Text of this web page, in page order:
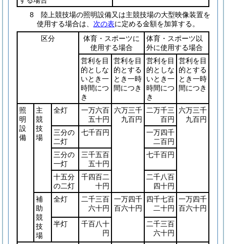
8 陸上競技場の照明設備又は主競技場の大型映像装置を
使用する場合は、 次の表に定める金額を加算する。
区分
体育・スポーツに
使用する場合
体育・スポーツ以
外に使用する場合
営利を目
的としな
いとき一
時間につ
き
営利を目
的とする
とき一時
間につき
営利を目
的としな
いとき一
時間につ
き
営利を目
的とする
とき一時
間につき
照
明
設
備
主
競
技
場
全灯
一万六百
五十円
六万三千
九百円
二万千三
百円
六万三千
九百円
三分の
二灯
七千百円
一万四千
二百円
三分の
一灯
三千五百
五十円
七千百円
十五分
の二灯
千四百二
十円
二千八百
四十円
補
助
競
技
場
全灯
二千三百
六十円
一万四千
百六十円
四千七百
二十円
一万四千
百六十円
半灯
千百八十
円
二千三百
六十円